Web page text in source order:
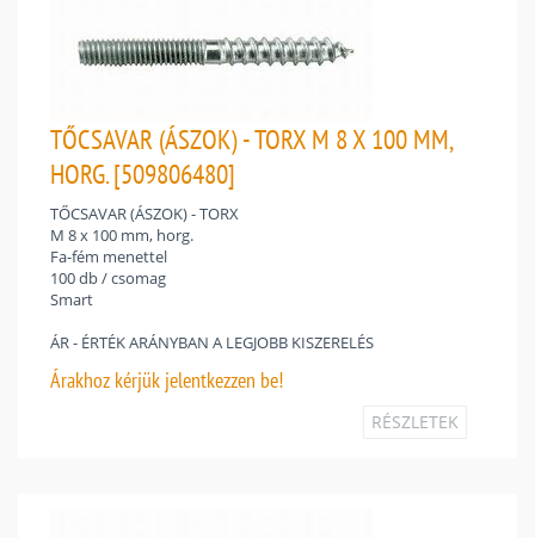
TŐCSAVAR (ÁSZOK) - TORX M 8 X 100 MM,
HORG. [509806480]
TŐCSAVAR (ÁSZOK) - TORX
M 8 x 100 mm, horg.
Fa-fém menettel
100 db / csomag
Smart
ÁR - ÉRTÉK ARÁNYBAN A LEGJOBB KISZERELÉS
Árakhoz kérjük jelentkezzen be!
RÉSZLETEK